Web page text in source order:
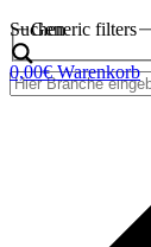
Suchen
Generic filters
0,00€ Warenkorb